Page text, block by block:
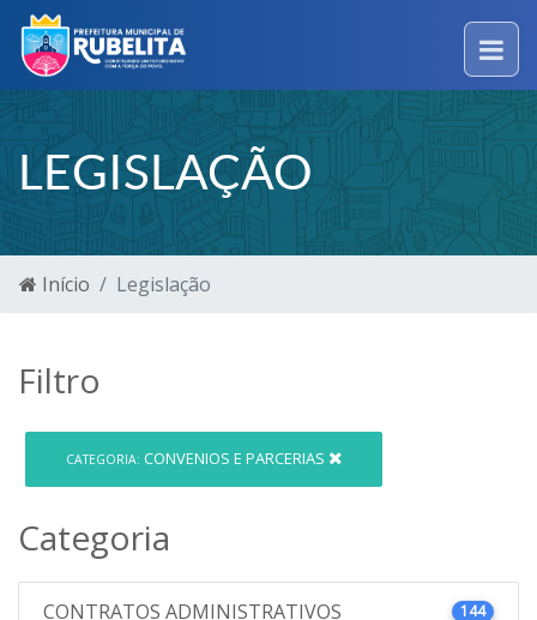
LEGISLAÇÃO
Início Legislação
Filtro
CATEGORIA: CONVENIOS E PARCERIAS
Categoria
CONTRATOS ADMINISTRATIVOS 144